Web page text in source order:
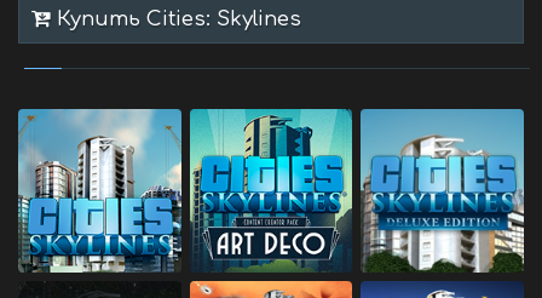
Купить Cities: Skylines